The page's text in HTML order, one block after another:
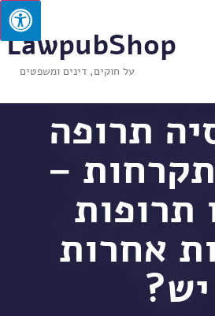
LawpubShop
על חוקים, דינים ומשפטים
תרופה
–
תרופות
אחרות
יש?